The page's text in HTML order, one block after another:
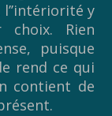
y
Rien
puisque
rend ce qui
contient de